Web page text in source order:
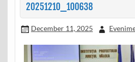
20251210_100638
December 11, 2025